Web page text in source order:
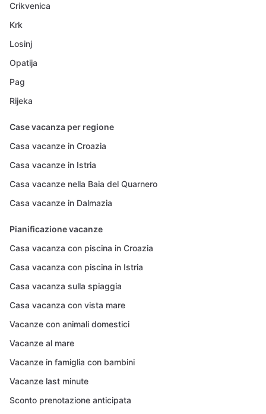
Crikvenica
Krk
Losinj
Opatija
Pag
Rijeka
Case vacanza per regione
Casa vacanze in Croazia
Casa vacanze in Istria
Casa vacanze nella Baia del Quarnero
Casa vacanze in Dalmazia
Pianificazione vacanze
Casa vacanza con piscina in Croazia
Casa vacanza con piscina in Istria
Casa vacanza sulla spiaggia
Casa vacanza con vista mare
Vacanze con animali domestici
Vacanze al mare
Vacanze in famiglia con bambini
Vacanze last minute
Sconto prenotazione anticipata